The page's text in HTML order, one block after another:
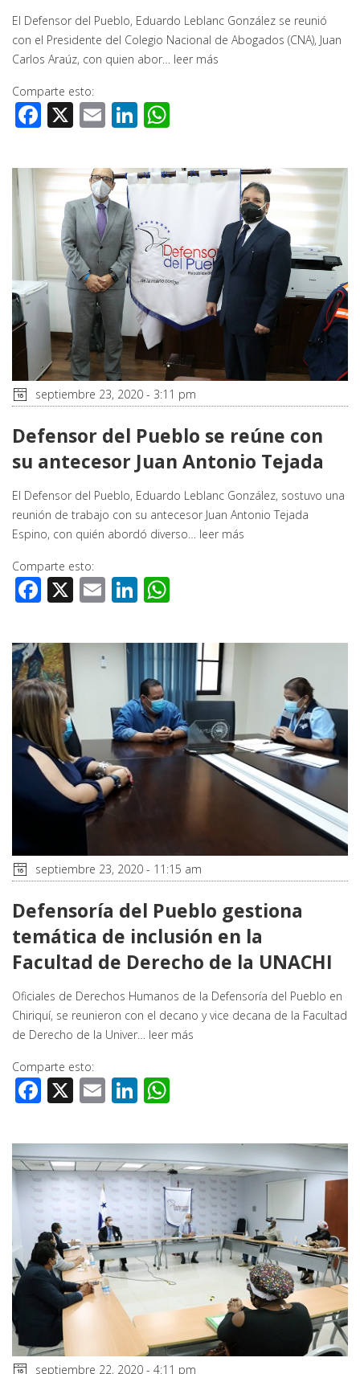
El Defensor del Pueblo, Eduardo Leblanc González se reunió
con el Presidente del Colegio Nacional de Abogados (CNA), Juan
Carlos Araúz, con quien abor… leer más
Comparte esto:
Facebook
X EmailLinkedIn
septiembre 23, 2020 - 3:11 pm
Defensor del Pueblo se reúne con
su antecesor Juan Antonio Tejada
El Defensor del Pueblo, Eduardo Leblanc González, sostuvo una
reunión de trabajo con su antecesor Juan Antonio Tejada
Espino, con quién abordó diverso… leer más
Comparte esto:
Facebook
X EmailLinkedIn
septiembre 23, 2020 - 11:15 am
Defensoría del Pueblo gestiona
temática de inclusión en la
Facultad de Derecho de la UNACHI
Oficiales de Derechos Humanos de la Defensoría del Pueblo en
Chiriquí, se reunieron con el decano y vice decana de la Facultad
de Derecho de la Univer… leer más
Comparte esto:
Facebook
X EmailLinkedIn
septiembre 22, 2020 - 4:11 pm